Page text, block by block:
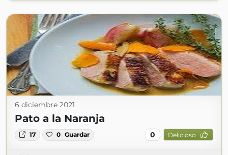
6 diciembre 2021
Pato a la Naranja
17 0 Guardar 0 Delicioso